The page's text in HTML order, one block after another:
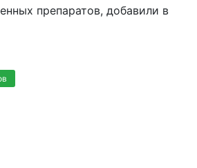
препаратов, добавили в